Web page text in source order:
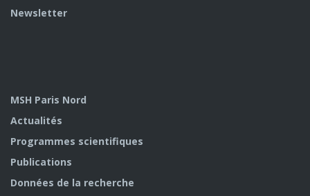
Newsletter
MSH Paris Nord
Actualités
Programmes scientifiques
Publications
Données de la recherche